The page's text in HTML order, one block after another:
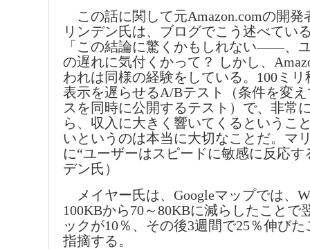
この話に関して元Amazon.comの開発
リンデン氏は、ブログでこう述べてい
「この結論に驚くかもしれない――、
の遅れに気付くかって？ しかし、
われは同様の経験をしている。100ミ
表示を遅らせるA/Bテスト（条件を変
スを同時に公開するテスト）で、非常
ら、収入に大きく響いてくるというこ
いというのは本当に大切なことだ。マ
に“ユーザーはスピードに敏感に反応す
デン氏）
メイヤー氏は、Googleマップでは、
100KBから70～80KBに減らしたことで
ックが10％、その後3週間で25％伸び
指摘する。